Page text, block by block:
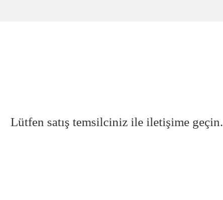
Lütfen satış temsilciniz ile iletişime geçin.